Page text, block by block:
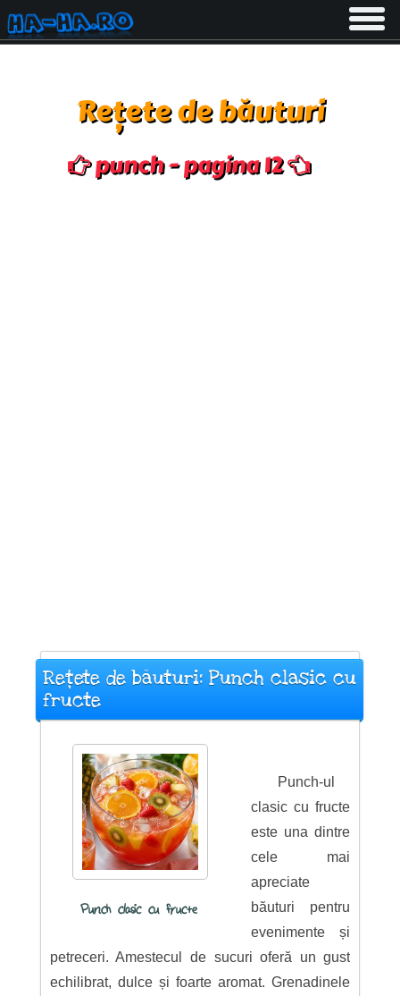
Toggle
Rețete de băuturi
punch - pagina 12
Rețete de băuturi: Punch clasic cu
fructe
Punch clasic cu fructe
Punch-ul
clasic cu fructe
este una dintre
cele mai
apreciate
băuturi pentru
evenimente și
petreceri. Amestecul de sucuri oferă un gust
echilibrat, dulce și foarte aromat. Grenadinele